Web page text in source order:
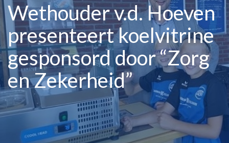
Wethouder v.d. Hoeven
presenteert koelvitrine
gesponsord door “Zorg
en Zekerheid”